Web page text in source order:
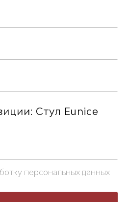
персональных данных